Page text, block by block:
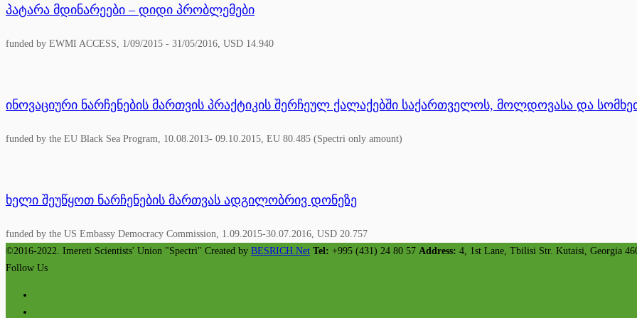
პატარა მდინარეები – დიდი პრობლემები
funded by EWMI ACCESS, 1/09/2015 - 31/05/2016, USD 14.940
ინოვაციური ნარჩენების მართვის პრაქტიკის შერჩეულ ქალაქებში საქართველოს, მოლდოვასა და
funded by the EU Black Sea Program, 10.08.2013- 09.10.2015, EU 80.485 (Spectri only amount)
ხელი შეუწყოთ ნარჩენების მართვას ადგილობრივ დონეზე
funded by the US Embassy Democracy Commission, 1.09.2015-30.07.2016, USD 20.757
©2016-2022. Imereti Scientists' Union "Spectri" Created by BESRICH.Net Tel: +995 (431) 24 80 57 Address: 4, 1st Lane, Tbilisi Str. Kutaisi, Georgia
Follow Us